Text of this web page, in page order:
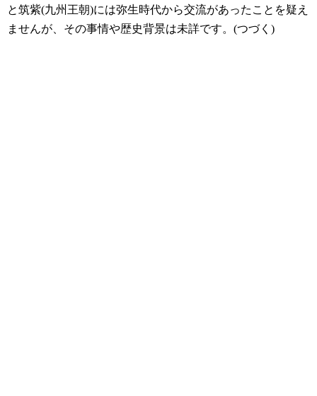
と筑紫(九州王朝)には弥生時代から交流があったことを疑え
ませんが、その事情や歴史背景は未詳です。(つづく)